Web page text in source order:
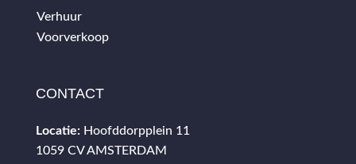
Verhuur
Voorverkoop
CONTACT
Locatie: Hoofddorpplein 11
1059 CV AMSTERDAM